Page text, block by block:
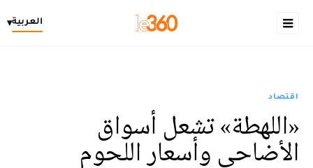
العربية▾
اقتصاد
«اللهطة» تشعل أسواق
الأضاحي وأسعار اللحوم